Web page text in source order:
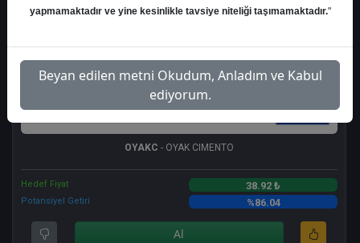
OYAKC - OYAK CIMENTO
Hedef Fiyat 38.92 ₺
Potansiyel Getiri %86.04
Al
yapmamaktadır ve yine kesinlikle tavsiye niteliği taşımamaktadır."
Beyan edilen metni Okudum, Anladım ve Kabul
ediyorum.